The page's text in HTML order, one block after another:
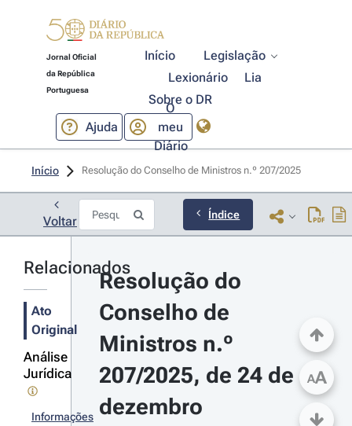
Jornal Oficial
da República
Portuguesa
Início
Legislação
Lexionário
Lia
Sobre o DR
Ajuda
O
meu
Diário
Início Resolução do Conselho de Ministros n.º 207/2025
Voltar Índice
Relacionados
Ato
Original
Análise
Jurídica
Informações
Resolução do
Conselho de
Ministros n.º
207/2025, de 24 de
dezembro
AA